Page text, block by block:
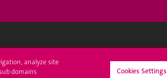
analyze site
domains
Cookies Settings